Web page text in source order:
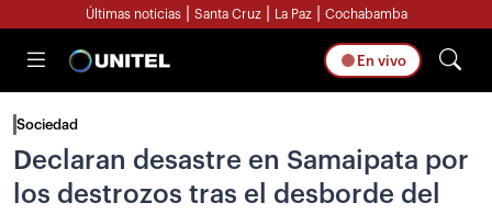
Últimas noticias Santa Cruz La Paz Cochabamba
En vivo
Sociedad
Declaran desastre en Samaipata por
los destrozos tras el desborde del